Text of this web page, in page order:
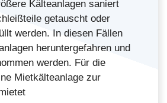
Kälteanlagen saniert
getauscht oder
werden. In diesen Fällen
heruntergefahren und
werden. Für die
Mietkälteanlage zur